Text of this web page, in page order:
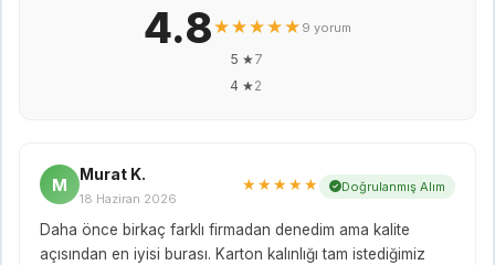
4.8★★★★★ 9 yorum
5 ★7
4 ★2
M
Murat K.
18 Haziran 2026
★★★★★ Doğrulanmış Alım
Daha önce birkaç farklı firmadan denedim ama kalite
açısından en iyisi burası. Karton kalınlığı tam istediğimiz